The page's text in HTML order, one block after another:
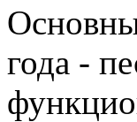
года -